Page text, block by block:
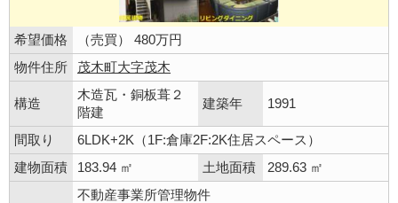
希望価格
（売買） 480万円
物件住所
茂木町大字茂木
構造
木造瓦・銅板葺２
階建
建築年 1991
間取り
6LDK+2K（1F:倉庫2F:2K住居スペース）
建物面積
183.94 ㎡ 土地面積 289.63 ㎡
不動産事業所管理物件